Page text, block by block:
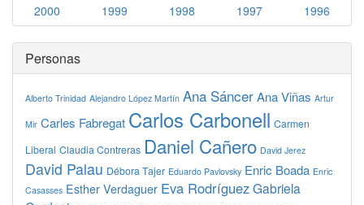
2000
1999 1998 1997 1996
Personas
Alberto Trinidad Alejandro López Martín Ana SáncerAna Viñas Artur
Mir Carles Fabregat Carlos Carbonell Carmen
Liberal Claudia Contreras Daniel Cañero David Jerez
David Palau Débora Tajer Eduardo Pavlovsky Enric Boada Enric
Casasses Esther Verdaguer Eva RodríguezGabriela